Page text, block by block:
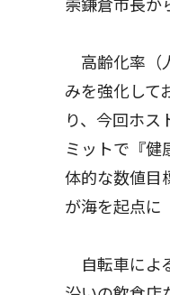
崇鎌倉市長か
高齢化率（
みを強化して
り、今回ホス
ミットで『健
体的な数値目
が海を起点に
自転車によ